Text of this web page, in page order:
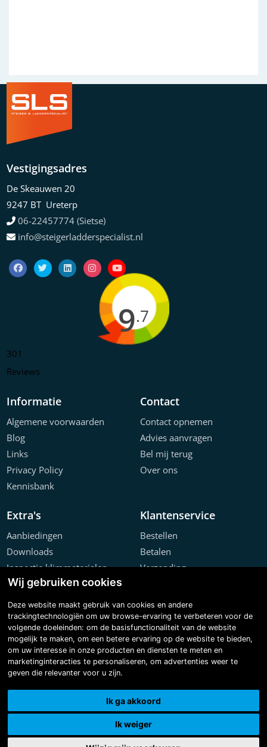
Vestigingsadres
De Skeauwen 20
9247 BT Ureterp
06-22457774 (Sietse)
info@steigerladderspecialist.nl
9.7
301
Reviews
Informatie
Algemene voorwaarden
Blog
Links
Privacy Policy
Kennisbank
Contact
Contact opnemen
Advies aanvragen
Bel mij terug
Over ons
Extra's
Aanbiedingen
Downloads
Inspectie klimmaterialen
Offerte configurator
Projecten
Klantenservice
Bestellen
Betalen
Verzending
Klachten
| Powered byBO Creator DXP®
3D tour
Wij gebruiken cookies
Deze website maakt gebruik van cookies en andere
trackingtechnologiën om uw browse-ervaring te verbeteren voor de
volgende doeleinden: om de basisfunctionaliteit van de website
mogelijk te maken, om een betere ervaring op de website te bieden,
om uw interesse in onze producten en diensten te meten en
marketinginteracties te personaliseren, om advertenties weer te
geven die relevanter voor u zijn.
Ik ga akkoord
Ik weiger